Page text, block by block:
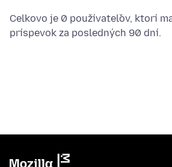
Celkovo je 0 používateľov, ktorí
príspevok za posledných 90 dní.